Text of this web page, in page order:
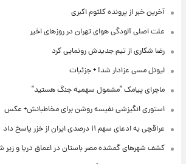
آخرین خبر از پرونده کلثوم اکبری
علت اصلی آلودگی هوای تهران در روزهای اخیر
رضا شکاری از تیم جدیدش رونمایی کرد
لیونل مسی عزادار شد! + جزئیات
ماجرای پیامک "مشمول سهمیه جنگ هستید"
استوری انگیزشی نفیسه روشن برای مخاطبانش+ عکس
عراقچی به ادعای سهم ۱۱ درصدی ایران از خزر پاسخ داد
کشف شهرهای گمشده مصر باستان در اعماق دریا و زیر